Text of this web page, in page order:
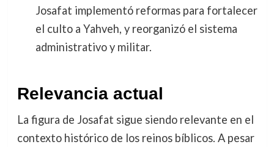
Josafat implementó reformas para fortalecer
el culto a Yahveh, y reorganizó el sistema
administrativo y militar.
Relevancia actual
La figura de Josafat sigue siendo relevante en el
contexto histórico de los reinos bíblicos. A pesar